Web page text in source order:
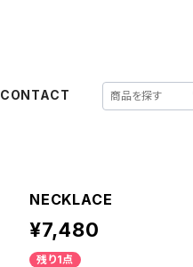
CONTACT
NECKLACE
¥7,480
残り1点